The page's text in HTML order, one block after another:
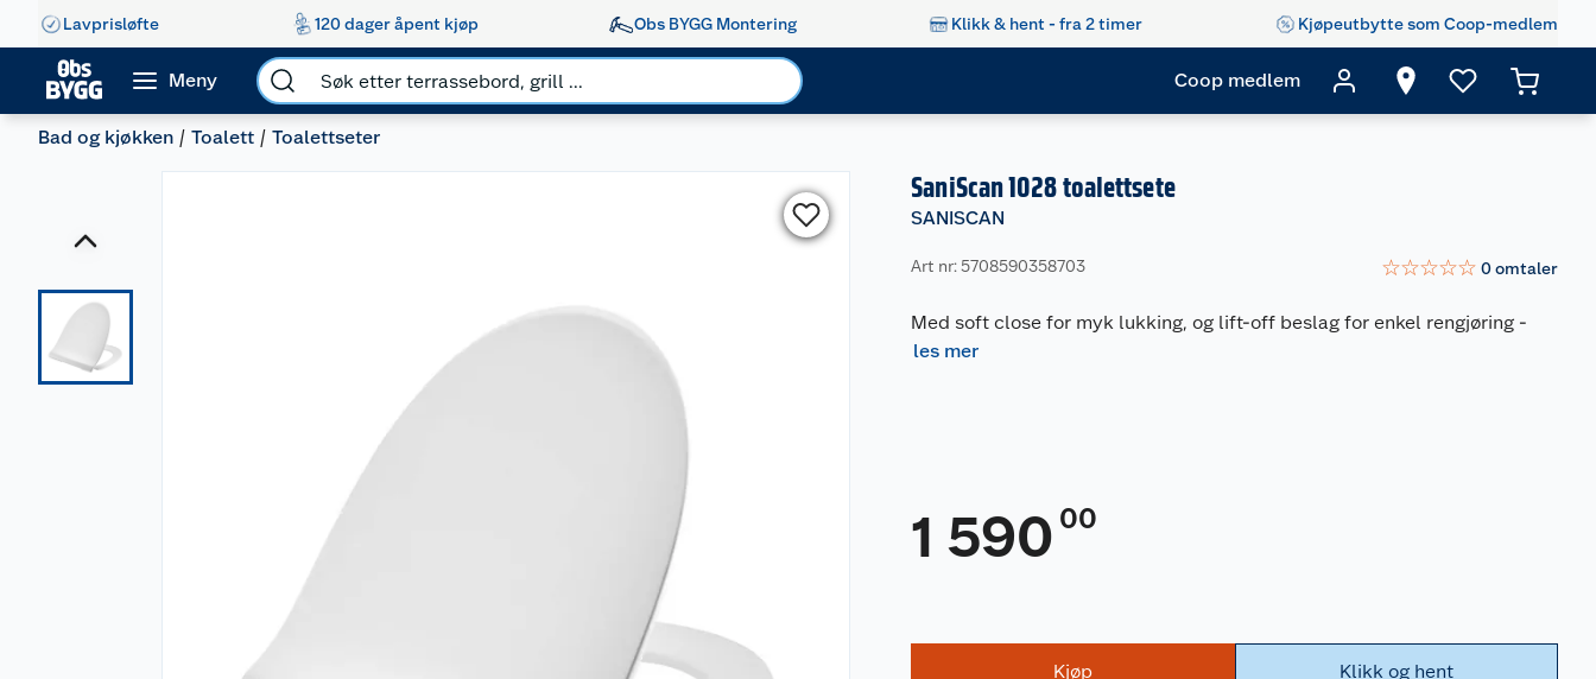
Lavprisløfte 120 dager åpent kjøp Obs BYGG Montering Klikk & hent - fra 2 timer Kjøpeutbytte som Coop-medlem
Meny Coop medlem
Bad og kjøkken Toalett Toalettseter
SaniScan 1028 toalettsete
SANISCAN
Art nr: 5708590358703 ☆☆☆☆☆ 0omtaler
Med soft close for myk lukking, og lift-off beslag for enkel rengjøring -
les mer
1 590 00
Kjøp Klikk og hent